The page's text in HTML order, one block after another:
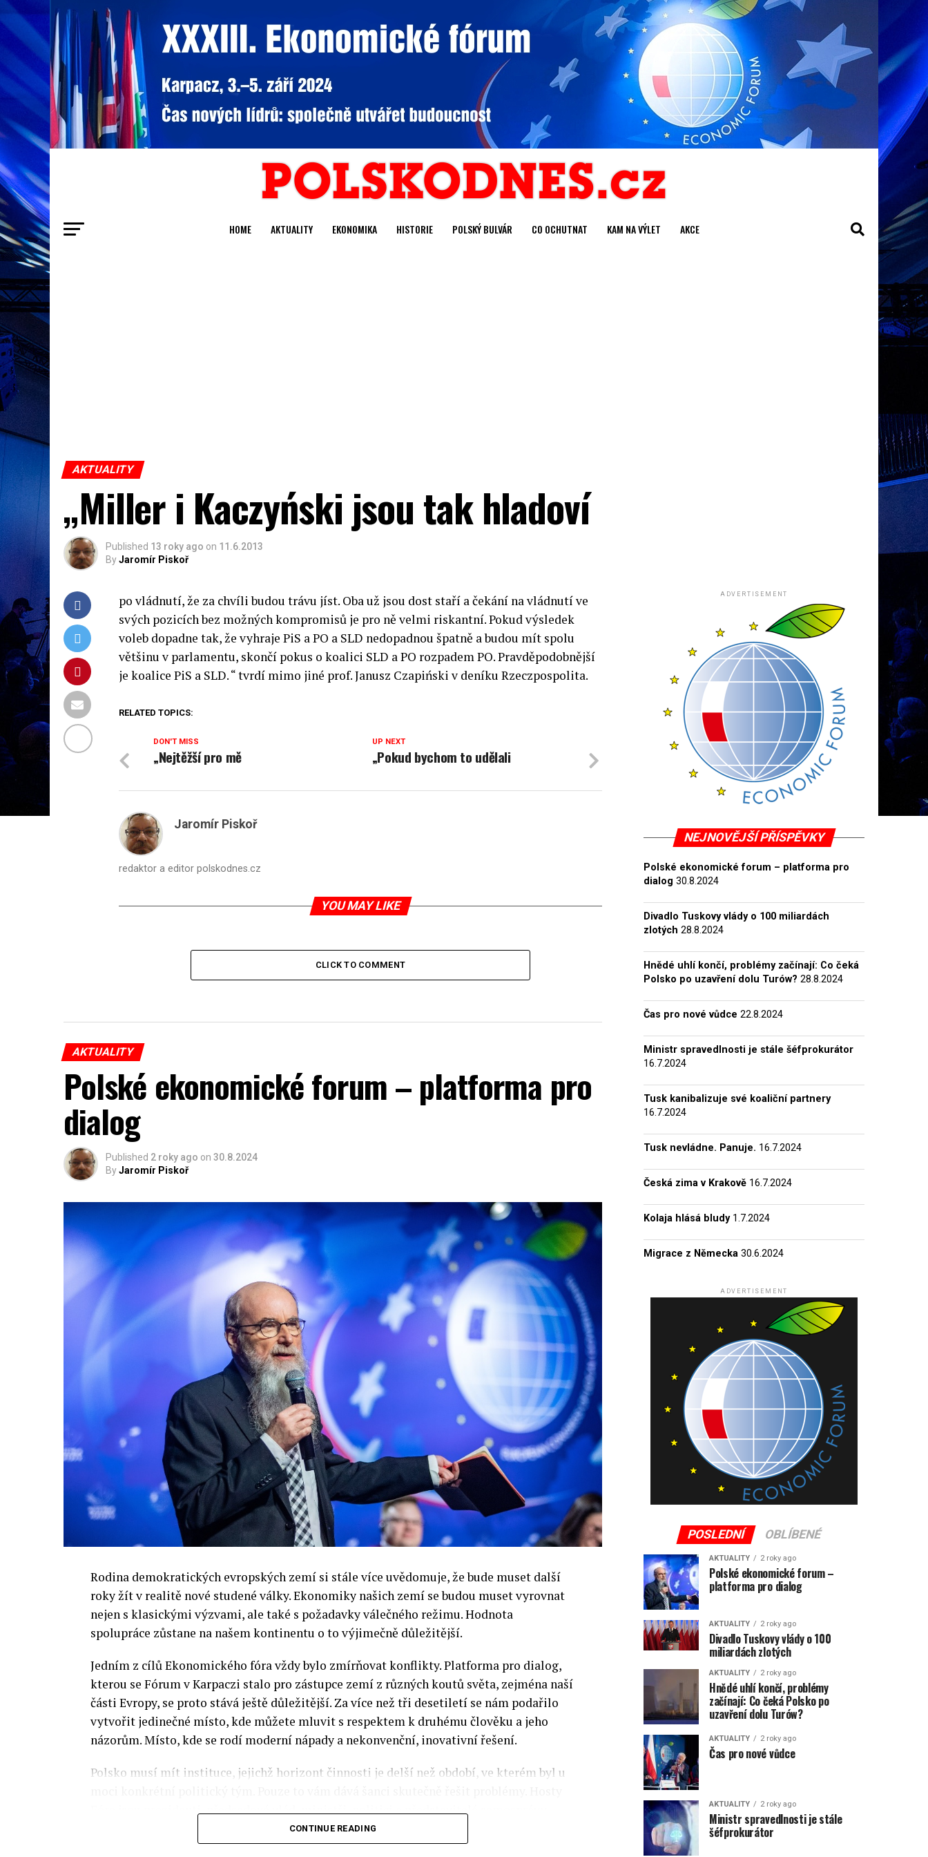
HOME AKTUALITY EKONOMIKA HISTORIE POLSKÝ BULVÁR CO OCHUTNAT KAM NA VÝLET AKCE
AKTUALITY
„Miller i Kaczyński jsou tak hladoví
Published 13 roky ago on 11.6.2013
ByJaromír Piskoř
po vládnutí, že za chvíli budou trávu jíst. Oba už jsou dost staří a čekání na vládnutí ve
svých pozicích bez možných kompromisů je pro ně velmi riskantní. Pokud výsledek
voleb dopadne tak, že vyhraje PiS a PO a SLD nedopadnou špatně a budou mít spolu
většinu v parlamentu, skončí pokus o koalici SLD a PO rozpadem PO. Pravděpodobnější
je koalice PiS a SLD. “ tvrdí mimo jiné prof. Janusz Czapiński v deníku Rzeczpospolita.
RELATED TOPICS:
UP NEXT
„Pokud bychom to udělali
DON'T MISS
„Nejtěžší pro mě
Jaromír Piskoř
redaktor a editor polskodnes.cz
YOU MAY LIKE
CLICK TO COMMENT
AKTUALITY
Polské ekonomické forum – platforma pro
dialog
Published 2 roky ago on 30.8.2024
ByJaromír Piskoř
Rodina demokratických evropských zemí si stále více uvědomuje, že bude muset další
roky žít v realitě nové studené války. Ekonomiky našich zemí se budou muset vyrovnat
nejen s klasickými výzvami, ale také s požadavky válečného režimu. Hodnota
spolupráce zůstane na našem kontinentu o to výjimečně důležitější.
Jedním z cílů Ekonomického fóra vždy bylo zmírňovat konflikty. Platforma pro dialog,
kterou se Fórum v Karpaczi stalo pro zástupce zemí z různých koutů světa, zejména naší
části Evropy, se proto stává ještě důležitější. Za více než tři desetiletí se nám podařilo
vytvořit jedinečné místo, kde můžete mluvit s respektem k druhému člověku a jeho
názorům. Místo, kde se rodí moderní nápady a nekonvenční, inovativní řešení.
Polsko musí mít instituce, jejichž horizont činnosti je delší než období, ve kterém byl u
Fóra jsou prezidenti, předsedové vlád, ministři, politici a představitelé samosprávy,
prezidenti korporací, lidé z kultury, renomovaní vědci, novináři a zástupci nevládních
CONTINUE READING
ADVERTISEMENT
NEJNOVĚJŠÍ PŘÍSPĚVKY
Polské ekonomické forum – platforma pro
dialog 30.8.2024
Divadlo Tuskovy vlády o 100 miliardách
zlotých 28.8.2024
Hnědé uhlí končí, problémy začínají: Co čeká
Polsko po uzavření dolu Turów? 28.8.2024
Čas pro nové vůdce 22.8.2024
Ministr spravedlnosti je stále šéfprokurátor
16.7.2024
Tusk kanibalizuje své koaliční partnery
16.7.2024
Tusk nevládne. Panuje. 16.7.2024
Česká zima v Krakově 16.7.2024
Kolaja hlásá bludy 1.7.2024
Migrace z Německa 30.6.2024
ADVERTISEMENT
POSLEDNÍ OBLÍBENÉ
AKTUALITY 2 roky ago
Polské ekonomické forum –
platforma pro dialog
AKTUALITY 2 roky ago
Divadlo Tuskovy vlády o 100
miliardách zlotých
AKTUALITY 2 roky ago
Hnědé uhlí končí, problémy
začínají: Co čeká Polsko po
uzavření dolu Turów?
AKTUALITY 2 roky ago
Čas pro nové vůdce
AKTUALITY 2 roky ago
Ministr spravedlnosti je stále
šéfprokurátor